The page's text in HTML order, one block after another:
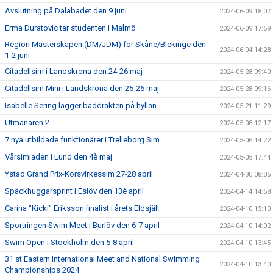
Avslutning på Dalabadet den 9 juni 2024-06-09 18:07
Erma Duratovic tar studenten i Malmö 2024-06-09 17:59
Region Mästerskapen (DM/JDM) för Skåne/Blekinge den
1-2 juni
2024-06-04 14:28
Citadellsim i Landskrona den 24-26 maj 2024-05-28 09:40
Citadellsim Mini i Landskrona den 25-26 maj 2024-05-28 09:16
Isabelle Sering lägger baddräkten på hyllan 2024-05-21 11:29
Utmanaren 2 2024-05-08 12:17
7 nya utbildade funktionärer i Trelleborg Sim 2024-05-06 14:22
Vårsimiaden i Lund den 4è maj 2024-05-05 17:44
Ystad Grand Prix-Korsvirkessim 27-28 april 2024-04-30 08:05
Späckhuggarsprint i Eslöv den 13è april 2024-04-14 14:58
Carina "Kicki" Eriksson finalist i årets Eldsjäl! 2024-04-10 15:10
Sportringen Swim Meet i Burlöv den 6-7 april 2024-04-10 14:02
Swim Open i Stockholm den 5-8 april 2024-04-10 13:45
31 st Eastern International Meet and National Swimming
Championships 2024
2024-04-10 13:40